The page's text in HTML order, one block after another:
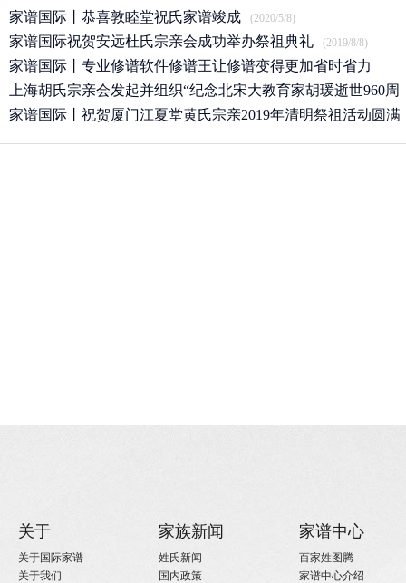
家谱国际丨恭喜敦睦堂祝氏家谱竣成 (2020/5/8)
家谱国际祝贺安远杜氏宗亲会成功举办祭祖典礼 (2019/8/8)
家谱国际丨专业修谱软件修谱王让修谱变得更加省时省力
(2019/7/17)
上海胡氏宗亲会发起并组织“纪念北宋大教育家胡瑗逝世960周
年”
(2019/4/27)
家谱国际丨祝贺厦门江夏堂黄氏宗亲2019年清明祭祖活动圆满
(2019/4/13)
关于
关于国际家谱
关于我们
家族新闻
姓氏新闻
国内政策
家谱中心
百家姓图腾
家谱中心介绍